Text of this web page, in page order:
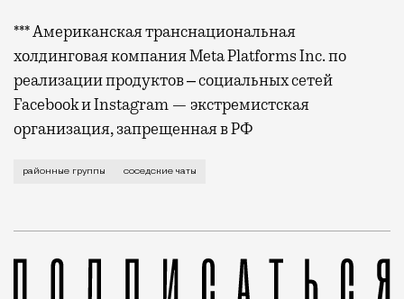
*** Американская транснациональная
холдинговая компания Meta Platforms Inc. по
реализации продуктов ‒ социальных сетей
Facebook и Instagram — экстремистская
организация, запрещенная в РФ
районные группы соседские чаты